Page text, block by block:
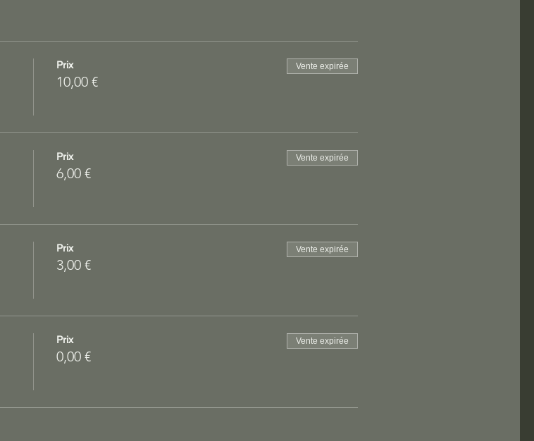
Prix
10,00 €
Vente expirée
Prix
6,00 €
Vente expirée
Prix
3,00 €
Vente expirée
Prix
0,00 €
Vente expirée